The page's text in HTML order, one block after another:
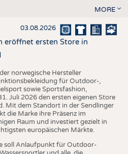
MORE
03.08.2026
eröffnet ersten Store in
norwegische Hersteller
für Outdoor-,
sowie Sportsfashion,
Juli 2026 den ersten eigenen Store
Mit dem Standort in der Sendlinger
die Marke ihre Präsenz im
Raum und investiert gezielt in
europäischen Märkte.
soll Anlaufpunkt für Outdoor-